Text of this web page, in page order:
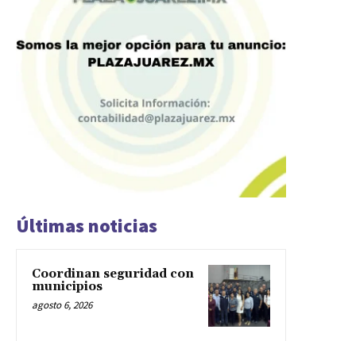
Últimas noticias
Coordinan seguridad con
municipios
agosto 6, 2026